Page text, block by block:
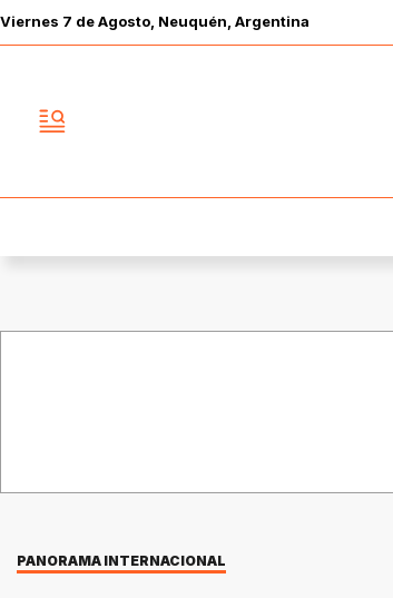
Viernes 7 deAgosto , Neuquén, Argentina
PANORAMA INTERNACIONAL